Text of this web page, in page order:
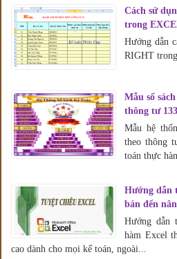
Cách sử
trong
Hướng dẫn
RIGHT
Mẫu sổ
thông tư
Mẫu hệ
theo thông
toán thực
Hướng dẫn
bản đến
Hướng dẫn
hàm Excel
cao dành cho mọi kế toán, ngoài...